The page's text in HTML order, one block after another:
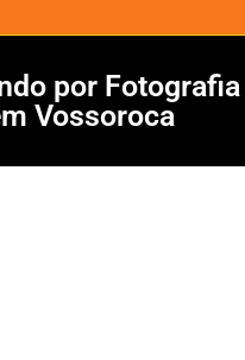
por
Vossoroca